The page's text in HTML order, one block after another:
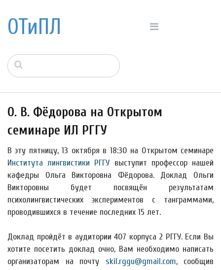
ОТиПЛ
О. В. Фёдорова на Открытом
семинаре ИЛ РГГУ
В эту пятницу, 13 октября в 18:30 на Открытом семинаре
Института лингвистики РГГУ выступит профессор нашей
кафедры Ольга Викторовна Фёдорова. Доклад Ольги
Викторовны будет посвящён результатам
психолингвистических экспериментов с танграммами,
проводившихся в течение последних 15 лет.
Доклад пройдёт в аудитории 407 корпуса 2 РГГУ. Если Вы
хотите посетить доклад очно, Вам необходимо написать
организаторам на почту skil.rggu@gmail.com, сообщив